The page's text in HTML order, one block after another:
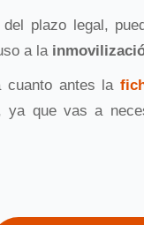
plazo legal,
a la
cuanto antes la
que vas a